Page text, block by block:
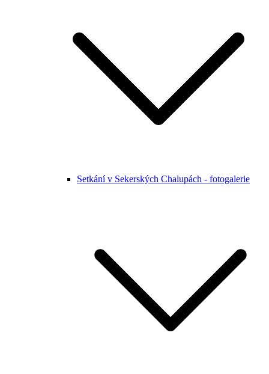
Setkání v Sekerských Chalupách - fotogalerie